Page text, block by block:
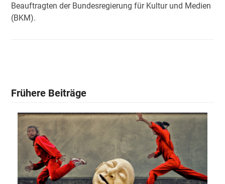
Beauftragten der Bundesregierung für Kultur und Medien
(BKM).
Frühere Beiträge